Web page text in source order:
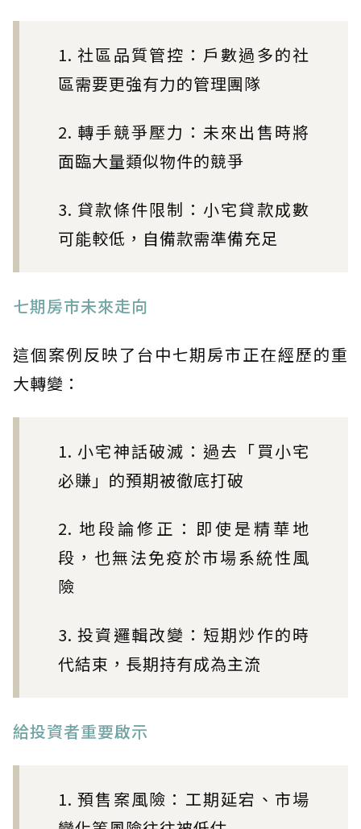
1. 社區品質管控：戶數過多的社
區需要更強有力的管理團隊
2. 轉手競爭壓力：未來出售時將
面臨大量類似物件的競爭
3. 貸款條件限制：小宅貸款成數
可能較低，自備款需準備充足
七期房市未來走向
這個案例反映了台中七期房市正在經歷的重
大轉變：
1. 小宅神話破滅：過去「買小宅
必賺」的預期被徹底打破
2. 地段論修正：即使是精華地
段，也無法免疫於市場系統性風
險
3. 投資邏輯改變：短期炒作的時
代結束，長期持有成為主流
給投資者重要啟示
1. 預售案風險：工期延宕、市場